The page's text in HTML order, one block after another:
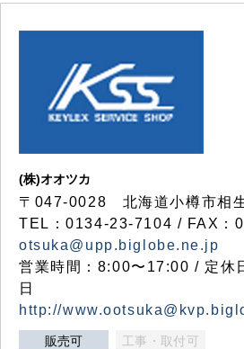
(株)オオツカ
〒047-0028 北海道小樽市相
TEL：0134-23-7104 / FAX：
otsuka@upp.biglobe.ne.jp
営業時間：8:00〜17:00 / 定休
日
http://
販売可 工事・取付可